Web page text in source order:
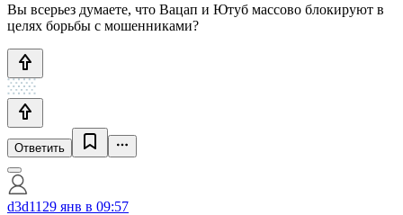
Вы всерьез думаете, что Вацап и Ютуб массово блокируют в
целях борьбы с мошенниками?
Ответить
d3d11 29 янв в 09:57